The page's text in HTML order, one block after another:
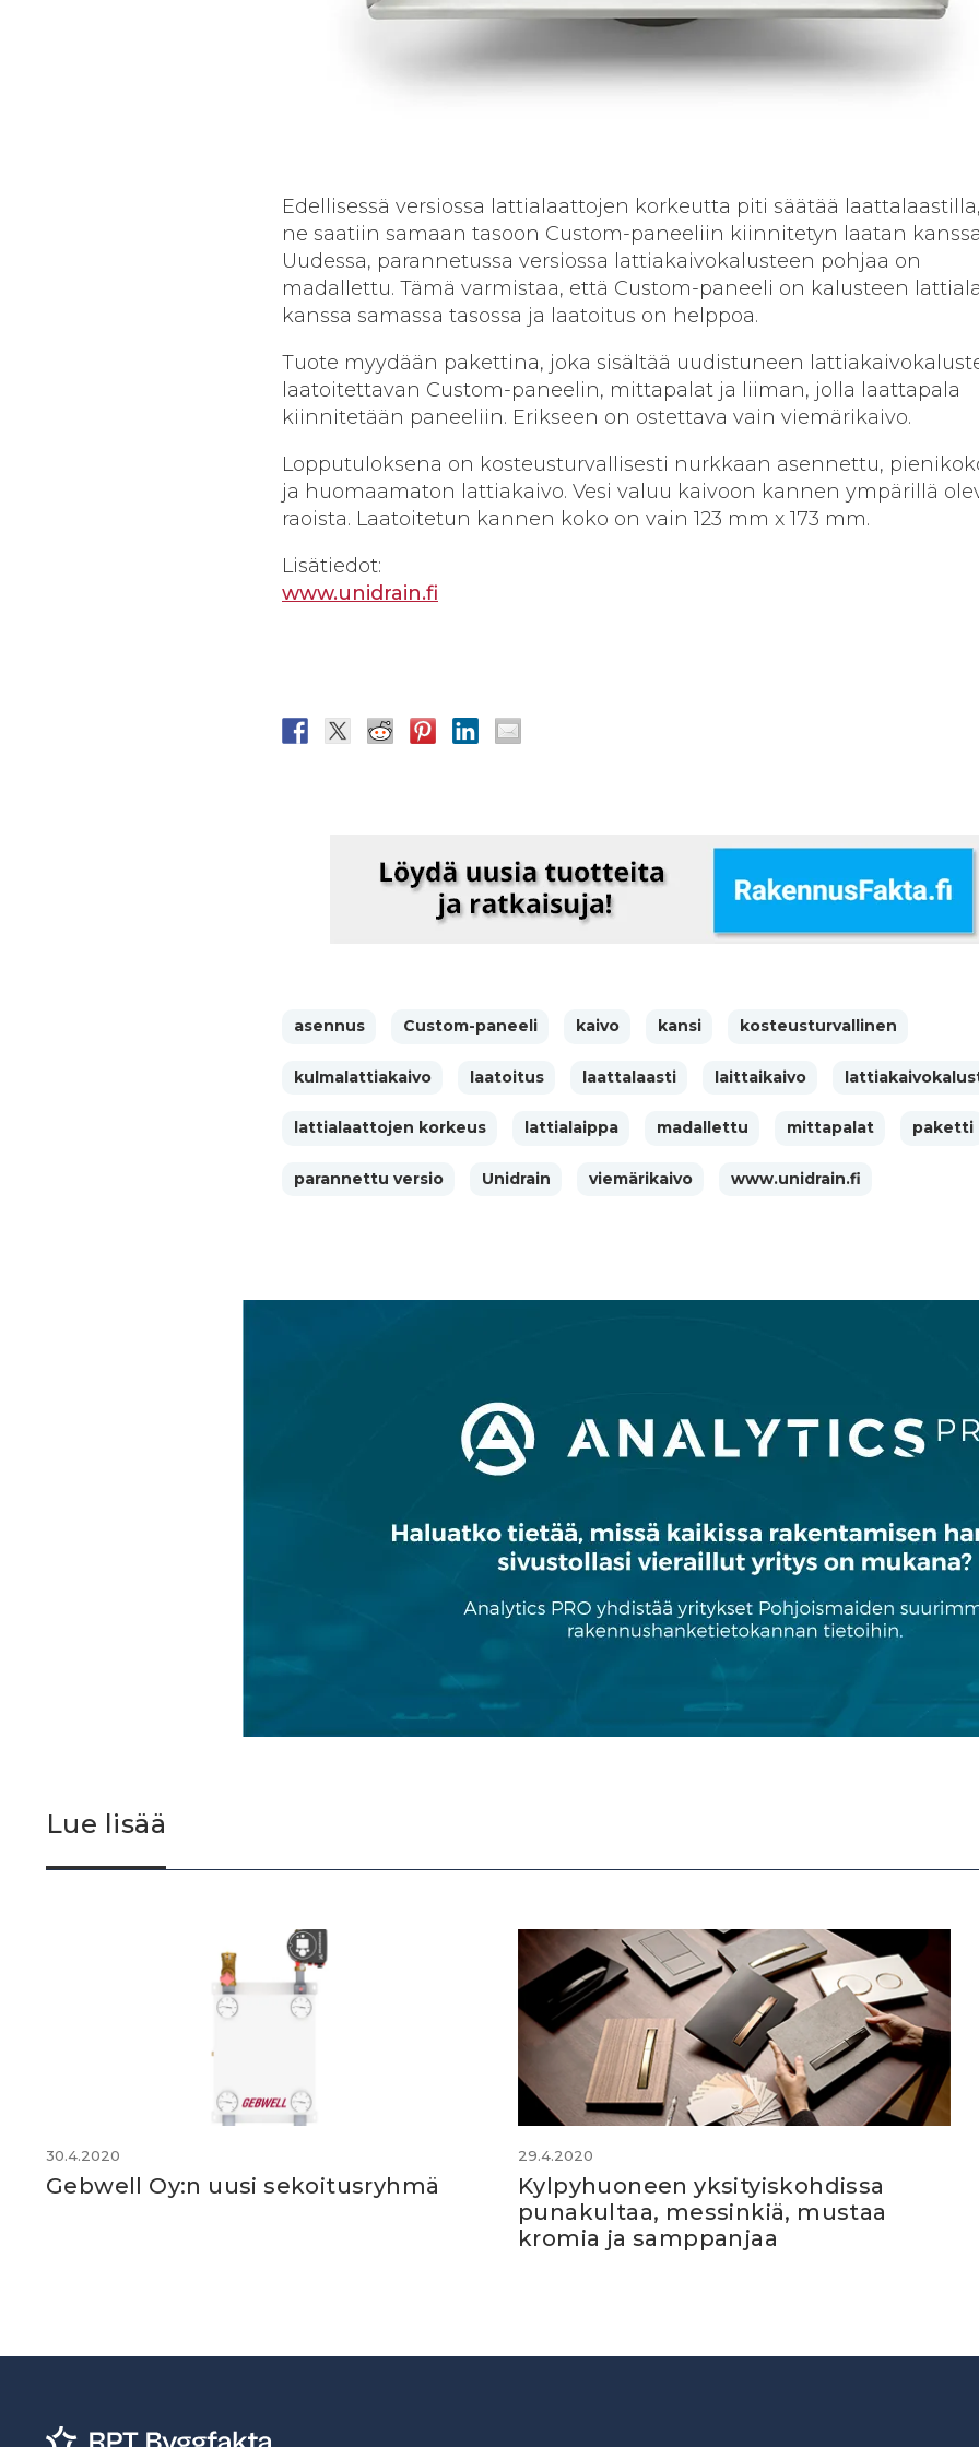
Edellisessä versiossa lattialaattojen korkeutta piti säätää
ne saatiin samaan tasoon Custom-paneeliin kiinnitetyn laatan
Uudessa, parannetussa versiossa lattiakaivokalusteen pohjaa on
madallettu. Tämä varmistaa, että Custom-paneeli on kalusteen
kanssa samassa tasossa ja laatoitus on helppoa.
Tuote myydään pakettina, joka sisältää uudistuneen
laatoitettavan Custom-paneelin, mittapalat ja liiman, jolla laattapala
kiinnitetään paneeliin. Erikseen on ostettava vain viemärikaivo.
Lopputuloksena on kosteusturvallisesti nurkkaan asennettu,
ja huomaamaton lattiakaivo. Vesi valuu kaivoon kannen ympärillä
raoista. Laatoitetun kannen koko on vain 123 mm x 173 mm.
Lisätiedot:
www.unidrain.fi
asennus Custom-paneeli kaivo kansi kosteusturvallinen
kulmalattiakaivo laatoitus laattalaasti laittaikaivo
lattialaattojen korkeus lattialaippa madallettu mittapalat paketti
parannettu versio Unidrain viemärikaivo www.unidrain.fi
Lue lisää
30.4.2020
Gebwell Oy:n uusi sekoitusryhmä
29.4.2020
Kylpyhuoneen yksityiskohdissa
punakultaa, messinkiä, mustaa
kromia ja samppanjaa